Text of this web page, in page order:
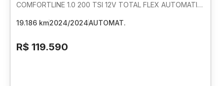
COMFORTLINE 1.0 200 TSI 12V TOTAL FLEX AUTOMATICO
19.186 km2024/2024AUTOMAT.
R$ 119.590